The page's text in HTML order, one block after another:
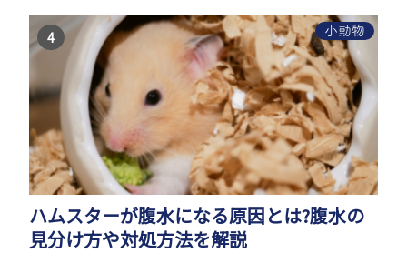
育のポイ...
小動物
ハムスターが腹水になる原因とは?腹水の
見分け方や対処方法を解説